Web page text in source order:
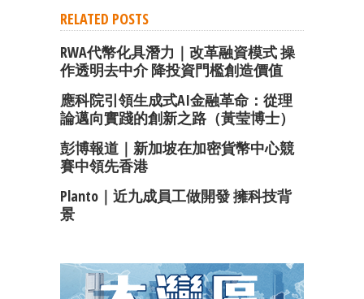
RELATED POSTS
RWA代幣化具潛力｜改革融資模式 操
作透明去中介 降投資門檻創造價值
應科院引領生成式AI金融革命：從理
論邁向實踐的創新之路（黃莹博士）
彭博報道｜新加坡在加密貨幣中心競
賽中領先香港
Planto｜近九成員工做開發 擁科技背
景